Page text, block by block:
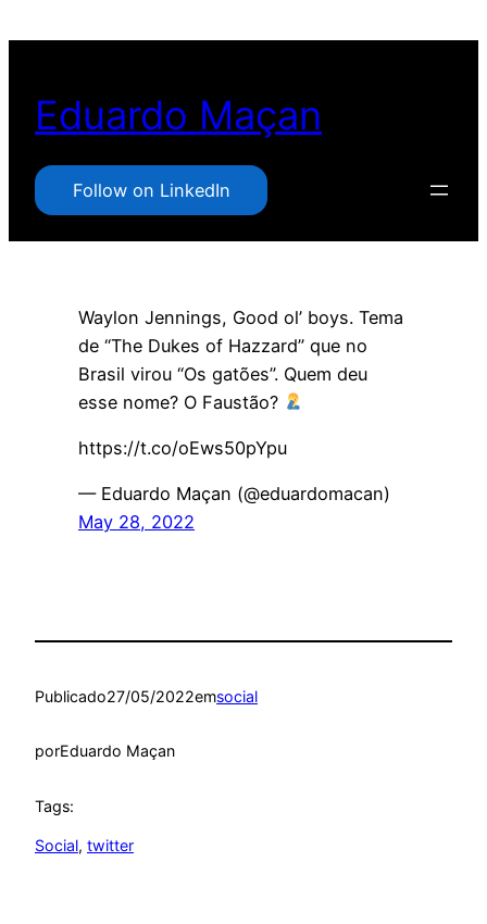
conteúdo
Eduardo Maçan
Follow on LinkedIn
Waylon Jennings, Good ol’ boys. Tema
de “The Dukes of Hazzard” que no
Brasil virou “Os gatões”. Quem deu
esse nome? O Faustão?
https://t.co/oEws50pYpu
— Eduardo Maçan (@eduardomacan)
May 28, 2022
Publicado27/05/2022emsocial
porEduardo Maçan
Tags:
Social, twitter